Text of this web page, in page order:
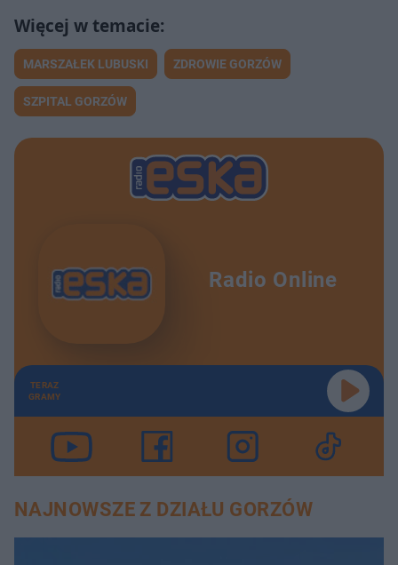
MARSZAŁEK LUBUSKI ZDROWIE GORZÓW
SZPITAL GORZÓW
Radio Online
TERAZ
GRAMY
NAJNOWSZE Z DZIAŁU GORZÓW